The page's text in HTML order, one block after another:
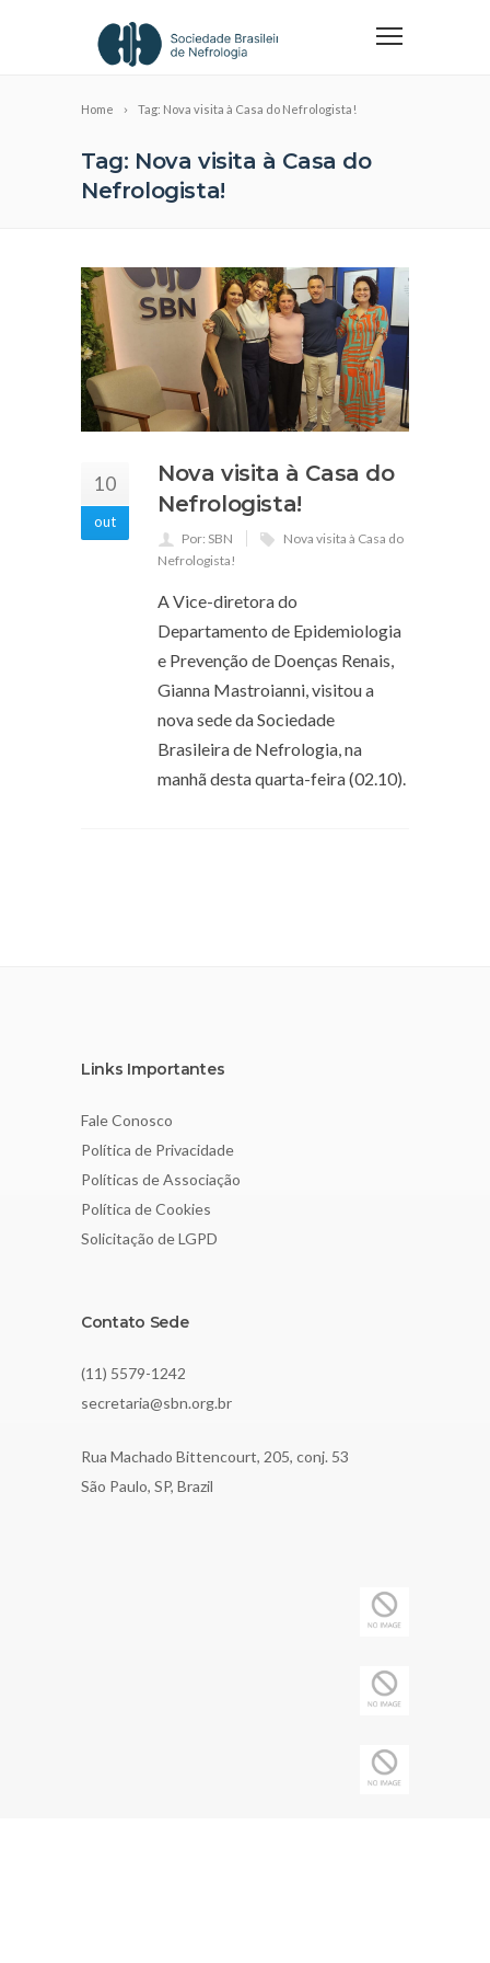
Home Tag: Nova visita à Casa do Nefrologista!
Tag: Nova visita à Casa do
Nefrologista!
10
out
Nova visita à Casa do
Nefrologista!
Por: SBN
Nova visita à Casa do
Nefrologista!
A Vice-diretora do
Departamento de Epidemiologia
e Prevenção de Doenças Renais,
Gianna Mastroianni, visitou a
nova sede da Sociedade
Brasileira de Nefrologia, na
manhã desta quarta-feira (02.10).
Links Importantes
Fale Conosco
Política de Privacidade
Políticas de Associação
Política de Cookies
Solicitação de LGPD
Contato Sede
(11) 5579-1242
secretaria@sbn.org.br
Rua Machado Bittencourt, 205, conj. 53
São Paulo, SP, Brazil